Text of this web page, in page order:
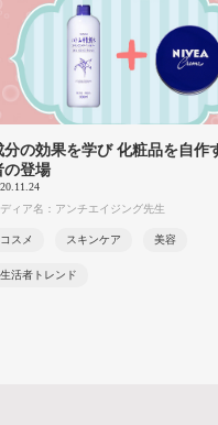
分の効果を学び 化粧品を自作
の登場
ディア名：アンチエイジング先生
コスメ スキンケア 美容
生活者トレンド